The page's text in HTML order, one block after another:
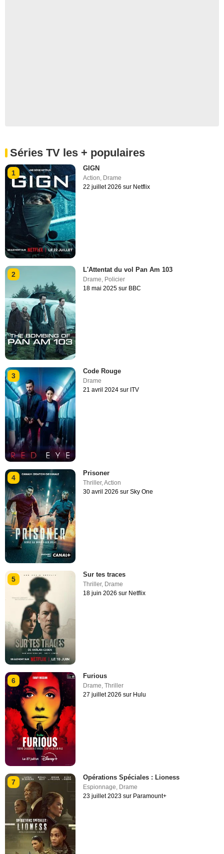
Séries TV les + populaires
1
GIGN
Action Drame
22 juillet 2026 sur Netflix
2
L'Attentat du vol Pan Am 103
Drame, Policier
18 mai 2025 sur BBC
3
Code Rouge
Drame
21 avril 2024 sur ITV
4
Prisoner
Thriller,Action
30 avril 2026 sur Sky One
5
Sur tes traces
Thriller, Drame
18 juin 2026 sur Netflix
6
Furious
Drame,Thriller
27 juillet 2026 sur Hulu
7
Opérations Spéciales : Lioness
Espionnage, Drame
23 juillet 2023 sur Paramount+